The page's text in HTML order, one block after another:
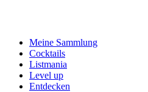
Meine Sammlung
Cocktails
Listmania
Level up
Entdecken